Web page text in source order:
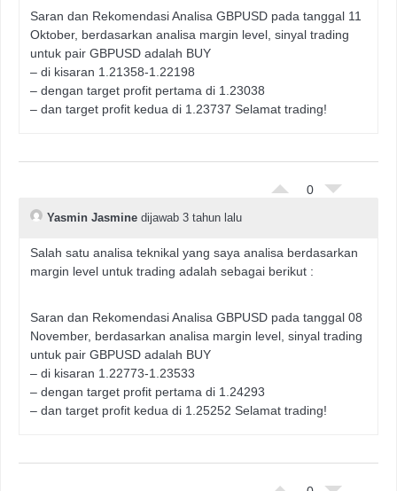
Saran dan Rekomendasi Analisa GBPUSD pada tanggal 11
Oktober, berdasarkan analisa margin level, sinyal trading
untuk pair GBPUSD adalah BUY
– di kisaran 1.21358-1.22198
– dengan target profit pertama di 1.23038
– dan target profit kedua di 1.23737 Selamat trading!
0
Yasmin Jasmine dijawab 3 tahun lalu
Salah satu analisa teknikal yang saya analisa berdasarkan
margin level untuk trading adalah sebagai berikut :
Saran dan Rekomendasi Analisa GBPUSD pada tanggal 08
November, berdasarkan analisa margin level, sinyal trading
untuk pair GBPUSD adalah BUY
– di kisaran 1.22773-1.23533
– dengan target profit pertama di 1.24293
– dan target profit kedua di 1.25252 Selamat trading!